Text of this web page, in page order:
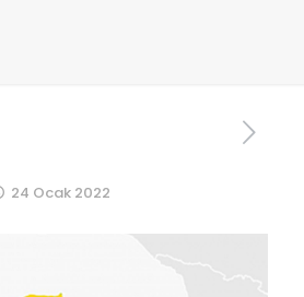
24 Ocak 2022